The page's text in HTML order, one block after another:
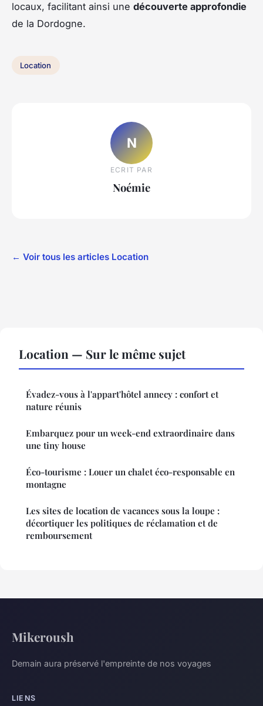
locaux, facilitant ainsi une découverte approfondie
de la Dordogne.
Location
N
ECRIT PAR
Noémie
← Voir tous les articles Location
Location — Sur le même sujet
Évadez-vous à l'appart'hôtel annecy : confort et
nature réunis
Embarquez pour un week-end extraordinaire dans
une tiny house
Éco-tourisme : Louer un chalet éco-responsable en
montagne
Les sites de location de vacances sous la loupe :
décortiquer les politiques de réclamation et de
remboursement
Mikeroush
Demain aura préservé l'empreinte de nos voyages
LIENS